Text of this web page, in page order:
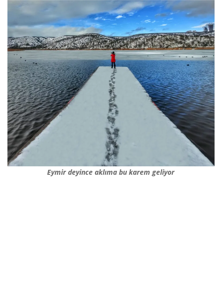
Eymir deyince aklıma bu karem geliyor